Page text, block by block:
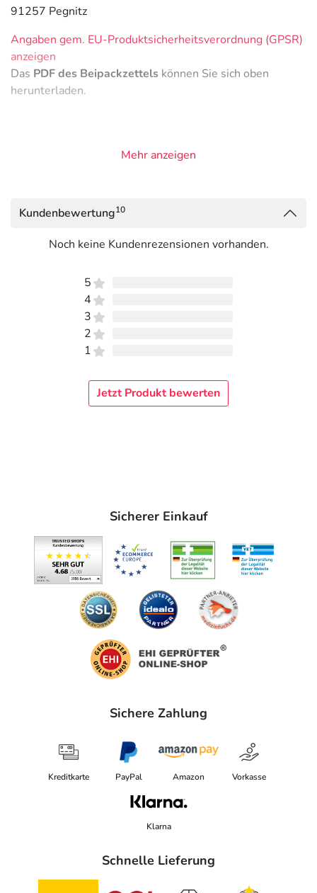
91257 Pegnitz
Angaben gem. EU-Produktsicherheitsverordnung (GPSR)
anzeigen
Das PDF des Beipackzettels können Sie sich oben
herunterladen.
Mehr anzeigen
Kundenbewertung10
Noch keine Kundenrezensionen vorhanden.
5
4
3
2
1
Jetzt Produkt bewerten
Sicherer Einkauf
Sichere Zahlung
Kreditkarte PayPal Amazon Vorkasse
Klarna
Schnelle Lieferung